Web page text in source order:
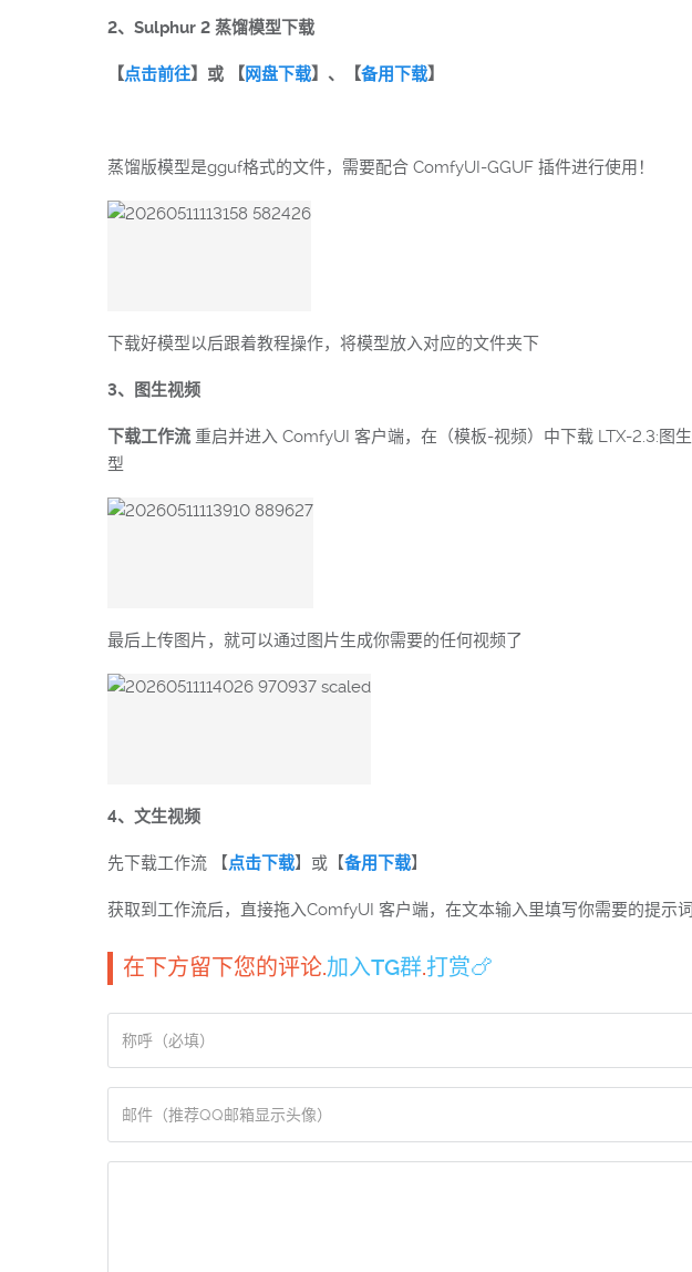
2、Sulphur 2 蒸馏模型下载
【点击前往】或 【网盘下载】、【备用下载】
蒸馏版模型是gguf格式的文件，需要配合 ComfyUI-GGUF 插件进行使用！
下载好模型以后跟着教程操作，将模型放入对应的文件夹下
3、图生视频
下载工作流 重启并进入 ComfyUI 客户端，在（模板-视频）中下载 LTX-2.3:图
型
最后上传图片，就可以通过图片生成你需要的任何视频了
4、文生视频
先下载工作流 【点击下载】或【备用下载】
获取到工作流后，直接拖入ComfyUI 客户端，在文本输入里填写你需要的提示
在下方留下您的评论.加入TG群.打赏🍗